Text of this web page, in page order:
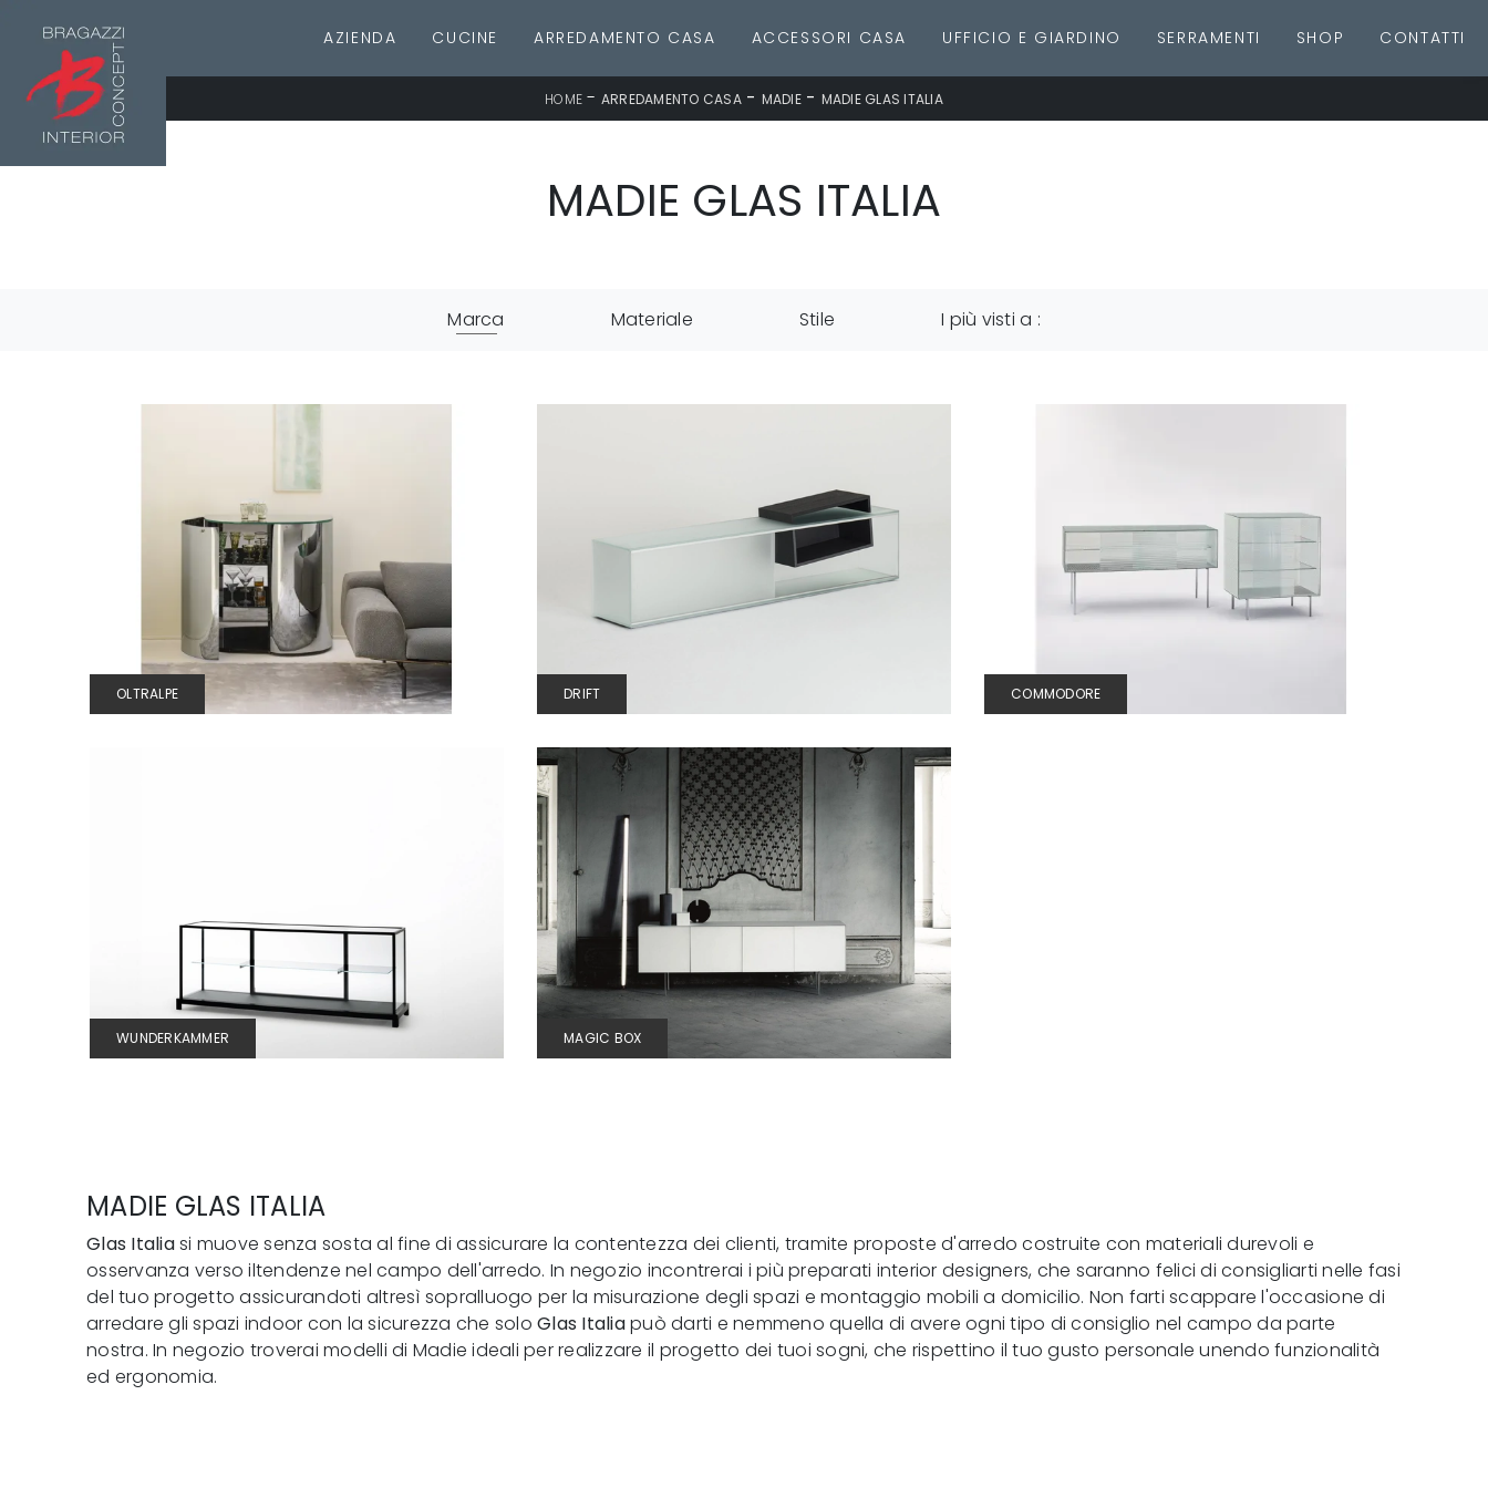
AZIENDA CUCINE ARREDAMENTO CASA ACCESSORI CASA UFFICIO E GIARDINO SERRAMENTI SHOP CONTATTI
HOME - ARREDAMENTO CASA- MADIE- MADIE GLAS ITALIA
MADIE GLAS ITALIA
Marca Materiale Stile I più visti a :
OLTRALPE DRIFT COMMODORE
WUNDERKAMMER MAGIC BOX
MADIE GLAS ITALIA
Glas Italiasi muove senza sosta al fine di assicurare la contentezza dei clienti, tramite proposte d'arredo costruite con materiali durevoli e
osservanza verso iltendenze nel campo dell'arredo. In negozio incontrerai i più preparati interior designers, che saranno felici di consigliarti nelle fasi
del tuo progetto assicurandoti altresì sopralluogo per la misurazione degli spazi e montaggio mobili a domicilio. Non farti scappare l'occasione di
arredare gli spazi indoor con la sicurezza che solo Glas Italiapuò darti e nemmeno quella di avere ogni tipo di consiglio nel campo da parte
nostra. In negozio troverai modelli di Madie ideali per realizzare il progetto dei tuoi sogni, che rispettino il tuo gusto personale unendo funzionalità
ed ergonomia.